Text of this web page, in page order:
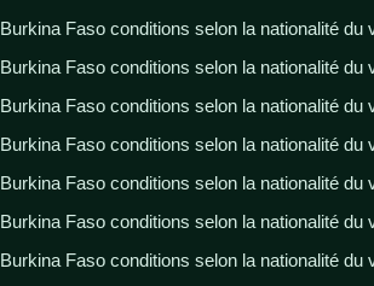
Burkina Faso conditions selon la nationalité du
Burkina Faso conditions selon la nationalité du
Burkina Faso conditions selon la nationalité du
Burkina Faso conditions selon la nationalité du
Burkina Faso conditions selon la nationalité du
Burkina Faso conditions selon la nationalité du
Burkina Faso conditions selon la nationalité du